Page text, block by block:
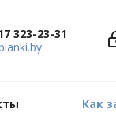
323-23-31
Как